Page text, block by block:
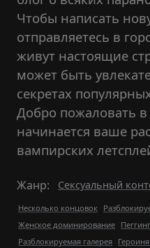
Чтобы написать
отправляетесь в
живут настоящие
может быть
секретах
Добро пожаловать в
начинается ваше
вампирских
Жанр: Сексуальный
Несколько концовок
Женское доминирование Пеггинг
Разблокируемая галерея